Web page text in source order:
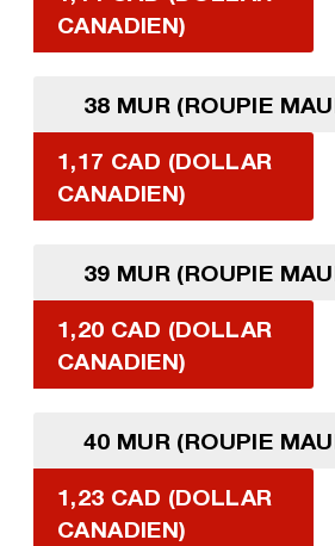
CANADIEN)
38 MUR (ROUPIE
1,17 CAD (DOLLAR
CANADIEN)
39 MUR (ROUPIE
1,20 CAD (DOLLAR
CANADIEN)
40 MUR (ROUPIE
1,23 CAD (DOLLAR
CANADIEN)